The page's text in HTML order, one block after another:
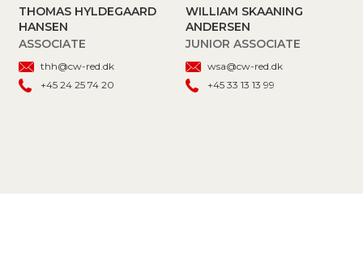
THOMAS HYLDEGAARD
HANSEN
ASSOCIATE
thh@cw-red.dk
+45 24 25 74 20
WILLIAM SKAANING
ANDERSEN
JUNIOR ASSOCIATE
wsa@cw-red.dk
+45 33 13 13 99